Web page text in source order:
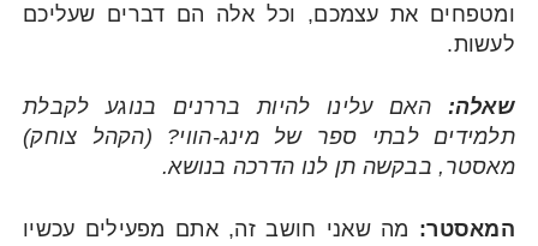
ומטפחים את עצמכם, וכל אלה הם דברים שעליכם
לעשות.
שאלה: האם עלינו להיות בררנים בנוגע לקבלת
תלמידים לבתי ספר של מינג-הווי? (הקהל צוחק)
מאסטר, בבקשה תן לנו הדרכה בנושא.
המאסטר: מה שאני חושב זה, אתם מפעילים עכשיו